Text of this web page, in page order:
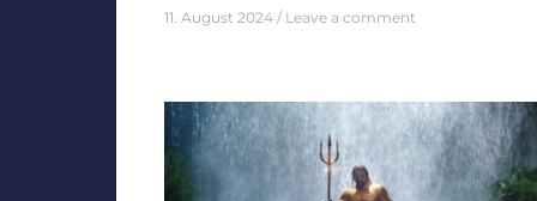
11. August 2024 Leave a comment